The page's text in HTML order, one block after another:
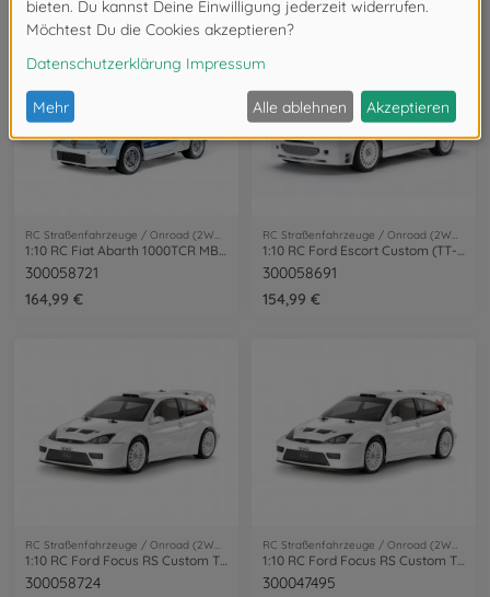
RC Straßenfahrzeuge / Onroad (2WD/4WD)
1:10 RC Fiat Abarth 1000TCR MB-01
300058721
164,99 €
RC Straßenfahrzeuge / Onroad (2WD/4WD)
1:10 RC Ford Escort Custom (TT-02)
300058691
154,99 €
300058724
300047495